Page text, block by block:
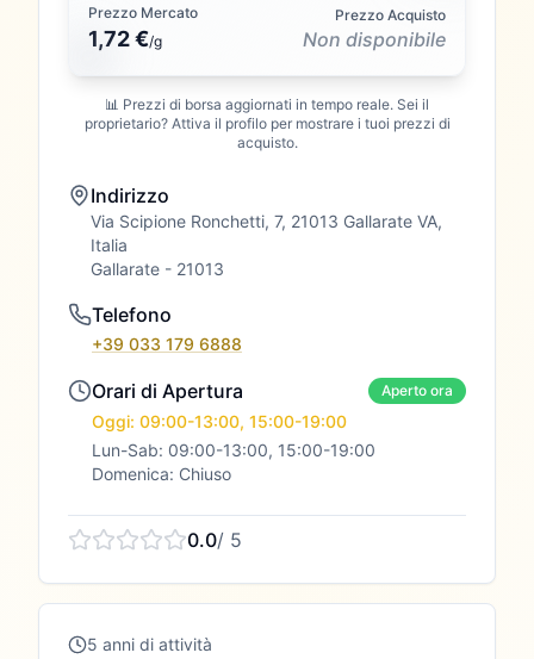
Prezzo Mercato
1,72 €/g
Prezzo Acquisto
Non disponibile
📊 Prezzi di borsa aggiornati in tempo reale. Sei il
proprietario? Attiva il profilo per mostrare i tuoi prezzi di
acquisto.
Indirizzo
Via Scipione Ronchetti, 7, 21013 Gallarate VA,
Italia
Gallarate - 21013
Telefono
+39 033 179 6888
Orari di Apertura Aperto ora
Oggi: 09:00-13:00, 15:00-19:00
Lun-Sab: 09:00-13:00, 15:00-19:00
Domenica: Chiuso
0.0/ 5
5 anni di attività